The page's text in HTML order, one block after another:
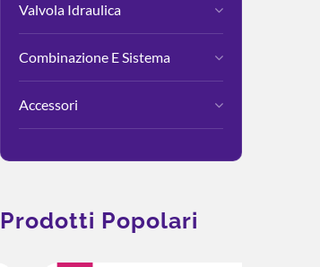
Valvola Idraulica
Combinazione E Sistema
Accessori
Prodotti Popolari